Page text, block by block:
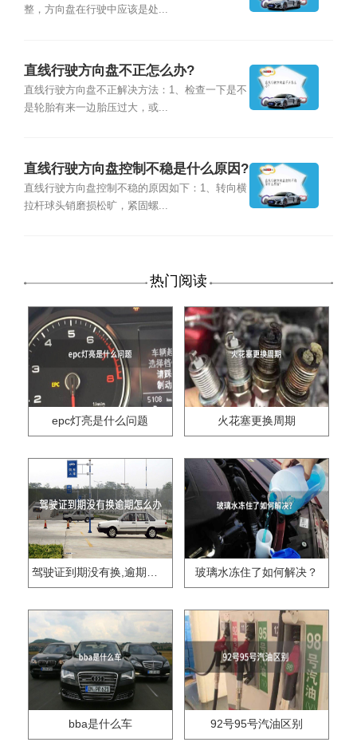
整，方向盘在行驶中应该是处...
直线行驶方向盘不正怎么办?
直线行驶方向盘不正解决方法：1、检查一下是不
是轮胎有来一边胎压过大，或...
直线行驶方向盘控制不稳是什么原因?
直线行驶方向盘控制不稳的原因如下：1、转向横
拉杆球头销磨损松旷，紧固螺...
热门阅读
epc灯亮是什么问题 火花塞更换周期
驾驶证到期没有换,逾期怎么办?? 玻璃水冻住了如何解决？
bba是什么车 92号95号汽油区别